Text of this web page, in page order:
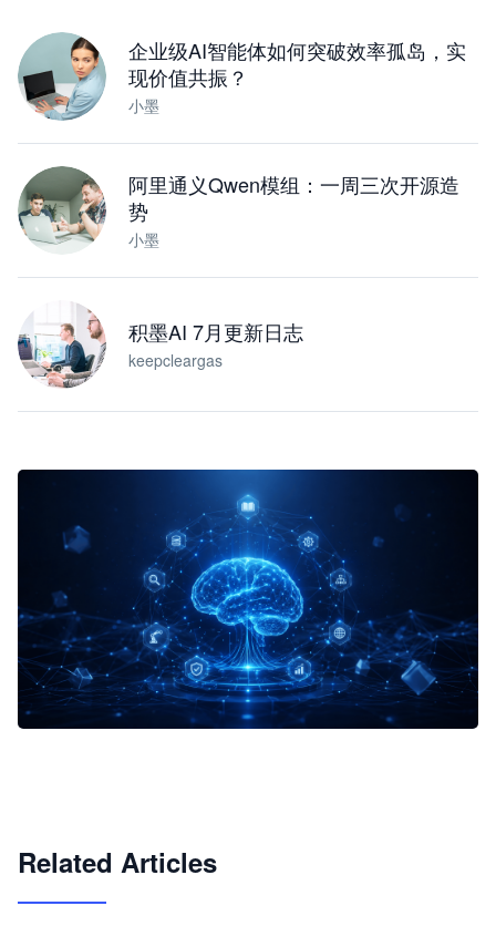
企业级AI智能体如何突破效率孤岛，实
现价值共振？
小墨
阿里通义Qwen模组：一周三次开源造
势
小墨
积墨AI 7月更新日志
keepcleargas
Related Articles